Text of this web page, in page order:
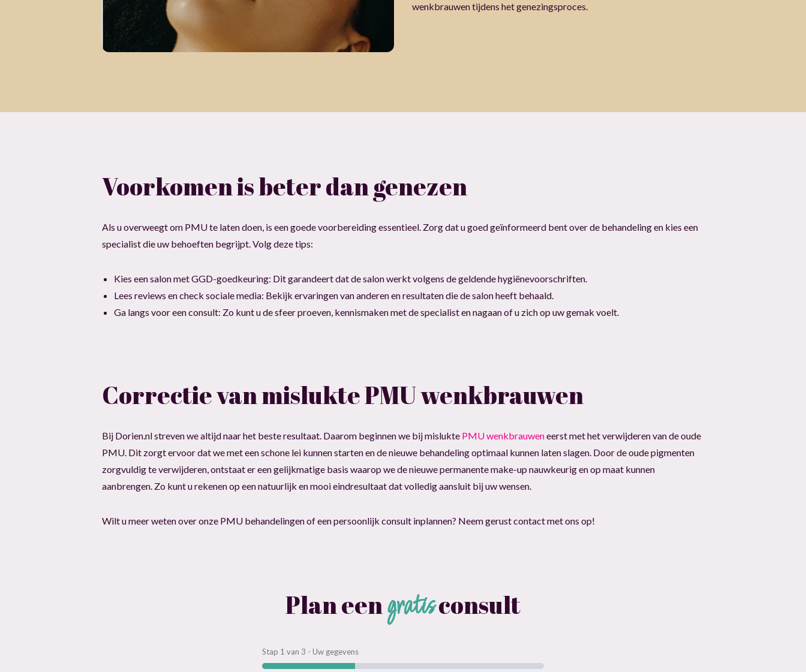
wenkbrauwen tijdens het genezingsproces.
Voorkomen is beter dan genezen
Als u overweegt om PMU te laten doen, is een goede voorbereiding essentieel. Zorg dat u goed geïnformeerd bent over de behandeling en kies een
specialist die uw behoeften begrijpt. Volg deze tips:
Kies een salon met GGD-goedkeuring: Dit garandeert dat de salon werkt volgens de geldende hygiënevoorschriften.
Lees reviews en check sociale media: Bekijk ervaringen van anderen en resultaten die de salon heeft behaald.
Ga langs voor een consult: Zo kunt u de sfeer proeven, kennismaken met de specialist en nagaan of u zich op uw gemak voelt.
Correctie van mislukte PMU wenkbrauwen
Bij Dorien.nl streven we altijd naar het beste resultaat. Daarom beginnen we bij mislukte PMU wenkbrauweneerst met het verwijderen van de oude
PMU. Dit zorgt ervoor dat we met een schone lei kunnen starten en de nieuwe behandeling optimaal kunnen laten slagen. Door de oude pigmenten
zorgvuldig te verwijderen, ontstaat er een gelijkmatige basis waarop we de nieuwe permanente make-up nauwkeurig en op maat kunnen
aanbrengen. Zo kunt u rekenen op een natuurlijk en mooi eindresultaat dat volledig aansluit bij uw wensen.
Wilt u meer weten over onze PMU behandelingen of een persoonlijk consult inplannen? Neem gerust contact met ons op!
Plan eengratisconsult
Stap 1 van 3 - Uw gegevens